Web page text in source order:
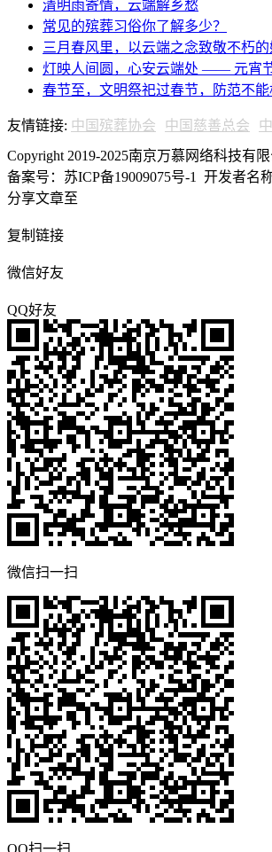
清明雨寄情，云端解乡愁
常见的殡葬习俗你了解多少？
三月春风里，以云端之念致敬不朽的
灯映人间圆，心安云端处 —— 元宵
春节至，文明祭祀过春节，防范不能
友情链接: 中国殡葬协会 中国慈善总会
Copyright 2019-2025南京万慕网络科技有
备案号：苏ICP备19009075号-1
开发者名
分享文章至
复制链接
微信好友
QQ好友
微信扫一扫
QQ扫一扫